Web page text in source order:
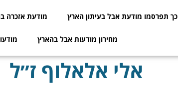
כך תפרסמו מודעת אבל בעיתון הארץ מודעת אזכרה
מחירון מודעות אבל בהארץ
אלי אלאלוף ז״ל